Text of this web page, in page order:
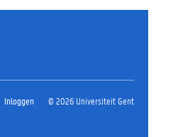
Inloggen © 2026 Universiteit Gent